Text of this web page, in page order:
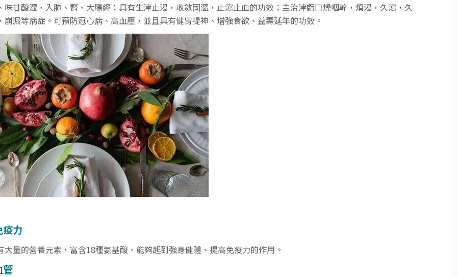
味甘酸澀，入肺、腎、大腸經；具有生津止渴，收斂固澀，止瀉止血的功效；主治津虧口燥咽幹，煩渴，久瀉，久
崩漏等病症。可預防冠心病、高血壓，並且具有健胃提神、增強食欲、益壽延年的功效。
力
大量的營養元素，富含18種氨基酸，能夠起到強身健體、提高免疫力的作用。
管